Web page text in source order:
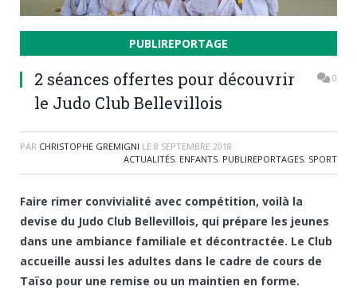
PUBLIREPORTAGE
2 séances offertes pour découvrir
le Judo Club Bellevillois
0
PAR CHRISTOPHE GREMIGNI LE 8 SEPTEMBRE 2018
ACTUALITÉS, ENFANTS, PUBLIREPORTAGES, SPORT
Faire rimer convivialité avec compétition, voilà la
devise du Judo Club Bellevillois, qui prépare les jeunes
dans une ambiance familiale et décontractée. Le Club
accueille aussi les adultes dans le cadre de cours de
Taïso pour une remise ou un maintien en forme.